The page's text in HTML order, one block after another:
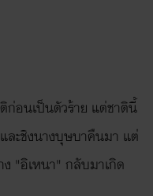
ก่อนเป็นตัวร้าย แต่ชาตินี้
ละชิงนางบุษบาคืนมา แต่
"อิเหนา" กลับมาเกิด